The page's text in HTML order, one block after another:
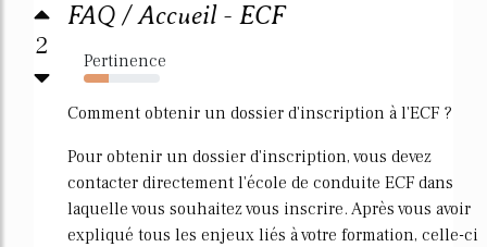
2
FAQ / Accueil - ECF
Pertinence
33%
Comment obtenir un dossier d'inscription à l'ECF ?
Pour obtenir un dossier d'inscription, vous devez
contacter directement l'école de conduite ECF dans
laquelle vous souhaitez vous inscrire. Après vous avoir
expliqué tous les enjeux liés à votre formation, celle-ci